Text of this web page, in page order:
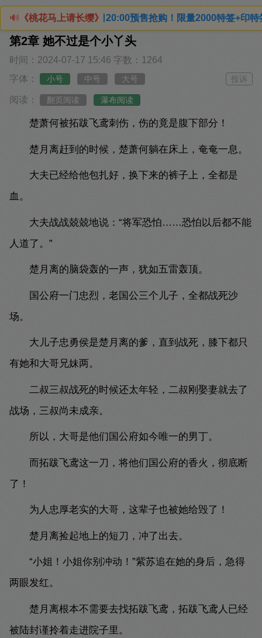
🔊 《桃花马上请长缨》
日20:00预售抢购！限量2000特签+印特签（四款印特
第2章 她不过是个小丫头
时间：2024-07-17 15:46 字数：1264
字体：
小号 中号 大号 投诉
阅读： 翻页阅读 瀑布阅读
楚萧何被拓跋飞鸢刺伤，伤的竟是腹下部分！
楚月离赶到的时候，楚萧何躺在床上，奄奄一息。
大夫已经给他包扎好，换下来的裤子上，全都是
血。
大夫战战兢兢地说：“将军恐怕……恐怕以后都不能
人道了。”
楚月离的脑袋轰的一声，犹如五雷轰顶。
国公府一门忠烈，老国公三个儿子，全都战死沙
场。
大儿子忠勇侯是楚月离的爹，直到战死，膝下都只
有她和大哥兄妹两。
二叔三叔战死的时候还太年轻，二叔刚娶妻就去了
战场，三叔尚未成亲。
所以，大哥是他们国公府如今唯一的男丁。
而拓跋飞鸢这一刀，将他们国公府的香火，彻底断
了！
为人忠厚老实的大哥，这辈子也被她给毁了！
楚月离捡起地上的短刀，冲了出去。
“小姐！小姐你别冲动！”紫苏追在她的身后，急得
两眼发红。
楚月离根本不需要去找拓跋飞鸢，拓跋飞鸢人已经
被陆封谨拎着走进院子里。